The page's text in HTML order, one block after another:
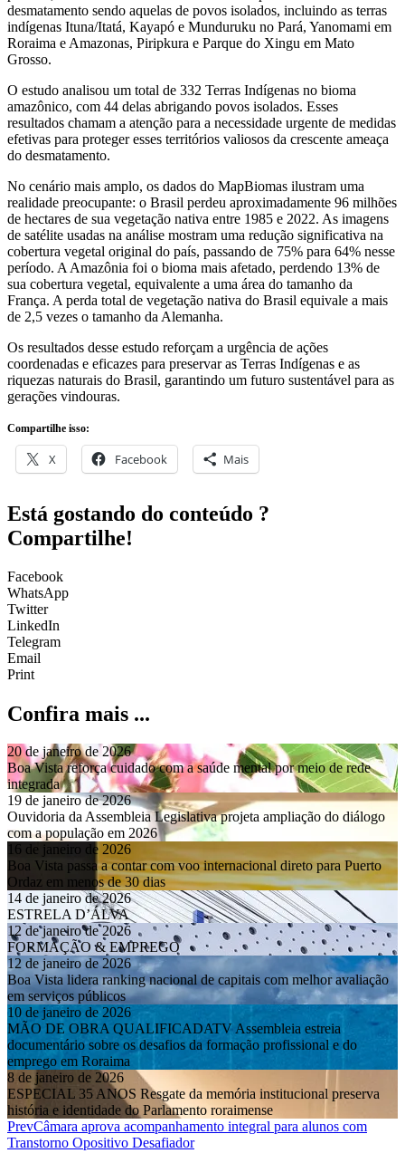
desmatamento sendo aquelas de povos isolados, incluindo as terras
indígenas Ituna/Itatá, Kayapó e Munduruku no Pará, Yanomami em
Roraima e Amazonas, Piripkura e Parque do Xingu em Mato
Grosso.
O estudo analisou um total de 332 Terras Indígenas no bioma
amazônico, com 44 delas abrigando povos isolados. Esses
resultados chamam a atenção para a necessidade urgente de medidas
efetivas para proteger esses territórios valiosos da crescente ameaça
do desmatamento.
No cenário mais amplo, os dados do MapBiomas ilustram uma
realidade preocupante: o Brasil perdeu aproximadamente 96 milhões
de hectares de sua vegetação nativa entre 1985 e 2022. As imagens
de satélite usadas na análise mostram uma redução significativa na
cobertura vegetal original do país, passando de 75% para 64% nesse
período. A Amazônia foi o bioma mais afetado, perdendo 13% de
sua cobertura vegetal, equivalente a uma área do tamanho da
França. A perda total de vegetação nativa do Brasil equivale a mais
de 2,5 vezes o tamanho da Alemanha.
Os resultados desse estudo reforçam a urgência de ações
coordenadas e eficazes para preservar as Terras Indígenas e as
riquezas naturais do Brasil, garantindo um futuro sustentável para as
gerações vindouras.
Compartilhe isso:
X Facebook Mais
Está gostando do conteúdo ?
Compartilhe!
Facebook
WhatsApp
Twitter
LinkedIn
Telegram
Email
Print
Confira mais ...
20 de janeiro de 2026
Boa Vista reforça cuidado com a saúde mental por meio de rede
integrada
19 de janeiro de 2026
Ouvidoria da Assembleia Legislativa projeta ampliação do diálogo
com a população em 2026
16 de janeiro de 2026
Boa Vista passa a contar com voo internacional direto para Puerto
Ordaz em menos de 30 dias
14 de janeiro de 2026
ESTRELA D’ÁLVA
12 de janeiro de 2026
FORMAÇÃO & EMPREGO
12 de janeiro de 2026
Boa Vista lidera ranking nacional de capitais com melhor avaliação
em serviços públicos
10 de janeiro de 2026
MÃO DE OBRA QUALIFICADATV Assembleia estreia
documentário sobre os desafios da formação profissional e do
emprego em Roraima
8 de janeiro de 2026
ESPECIAL 35 ANOS Resgate da memória institucional preserva
história e identidade do Parlamento roraimense
PrevCâmara aprova acompanhamento integral para alunos com
Transtorno Opositivo Desafiador